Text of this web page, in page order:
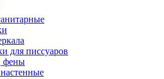
для писсуаров
фены